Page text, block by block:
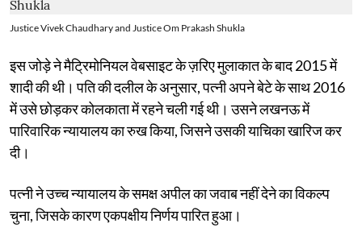
Justice Vivek Chaudhary and Justice Om Prakash Shukla
इस जोड़े ने मैट्रिमोनियल वेबसाइट के ज़रिए मुलाकात के बाद 2015 में
शादी की थी। पति की दलील के अनुसार, पत्नी अपने बेटे के साथ 2016
में उसे छोड़कर कोलकाता में रहने चली गई थी। उसने लखनऊ में
पारिवारिक न्यायालय का रुख किया, जिसने उसकी याचिका खारिज कर
दी।
पत्नी ने उच्च न्यायालय के समक्ष अपील का जवाब नहीं देने का विकल्प
चुना, जिसके कारण एकपक्षीय निर्णय पारित हुआ।